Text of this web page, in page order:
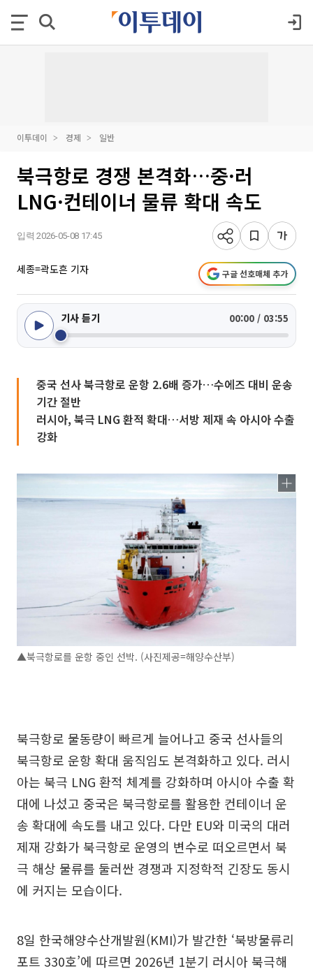
이투데이 경제 일반
북극항로 경쟁 본격화…중·러
LNG·컨테이너 물류 확대 속도
입력 2026-05-08 17:45
세종=곽도흔 기자 구글 선호매체 추가
기사 듣기 00:00 / 03:55
중국 선사 북극항로 운항 2.6배 증가…수에즈 대비 운송
기간 절반
러시아, 북극 LNG 환적 확대…서방 제재 속 아시아 수출
강화
▲북극항로를 운항 중인 선박. (사진제공=해양수산부)
북극항로 물동량이 빠르게 늘어나고 중국 선사들의
북극항로 운항 확대 움직임도 본격화하고 있다. 러시
아는 북극 LNG 환적 체계를 강화하며 아시아 수출 확
대에 나섰고 중국은 북극항로를 활용한 컨테이너 운
송 확대에 속도를 내고 있다. 다만 EU와 미국의 대러
제재 강화가 북극항로 운영의 변수로 떠오르면서 북
극 해상 물류를 둘러싼 경쟁과 지정학적 긴장도 동시
에 커지는 모습이다.
8일 한국해양수산개발원(KMI)가 발간한 ‘북방물류리
포트 330호’에 따르면 2026년 1분기 러시아 북극해